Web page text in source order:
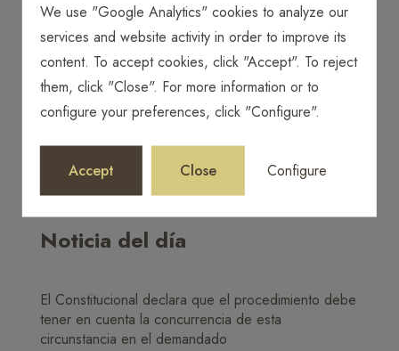
DESAHUCIO DE
PERSONAS CON
DISCAPACIDAD
Civil,Inmobiliario
Wednesday, 1 December 2021
Noticia del día
El Constitucional declara que el procedimiento debe
tener en cuenta la concurrencia de esta
circunstancia en el demandado
We use "Google Analytics" cookies to analyze our
services and website activity in order to improve its
content. To accept cookies, click "Accept". To reject
them, click "Close". For more information or to
configure your preferences, click "Configure".
Accept Close Configure